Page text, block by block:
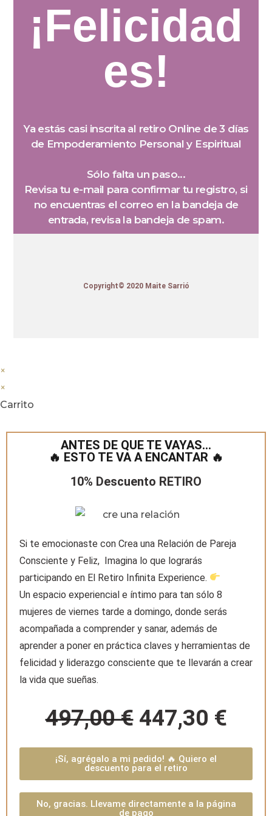
¡Felicidad
es!
Ya estás casi inscrita al retiro Online de 3 días
de Empoderamiento Personal y Espiritual
Sólo falta un paso...
Revisa tu e-mail para confirmar tu registro, si
no encuentras el correo en la bandeja de
entrada, revisa la bandeja de spam.
Copyright© 2020 Maite Sarrió
×
×
Carrito
ANTES DE QUE TE VAYAS…
🔥 ESTO TE VA A ENCANTAR 🔥
10% Descuento RETIRO
Si te emocionaste con Crea una Relación de Pareja
Consciente y Feliz, Imagina lo que lograrás
participando en El Retiro Infinita Experience.
Un espacio experiencial e íntimo para tan sólo 8
mujeres de viernes tarde a domingo, donde serás
acompañada a comprender y sanar, además de
aprender a poner en práctica claves y herramientas de
felicidad y liderazgo consciente que te llevarán a crear
la vida que sueñas.
497,00 €447,30 €
¡Sí, agrégalo a mi pedido! 🔥 Quiero el
descuento para el retiro
No, gracias. Llevame directamente a la página
de pago